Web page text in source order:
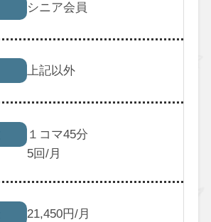
シニア会員
上記以外
１コマ45分
5回/月
21,450円/月